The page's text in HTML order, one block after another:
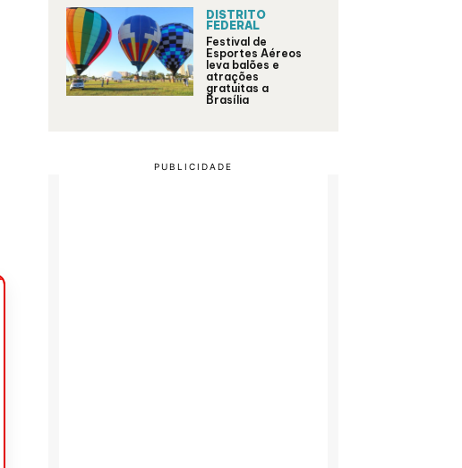
DISTRITO
FEDERAL
Festival de
Esportes Aéreos
leva balões e
atrações
gratuitas a
Brasília